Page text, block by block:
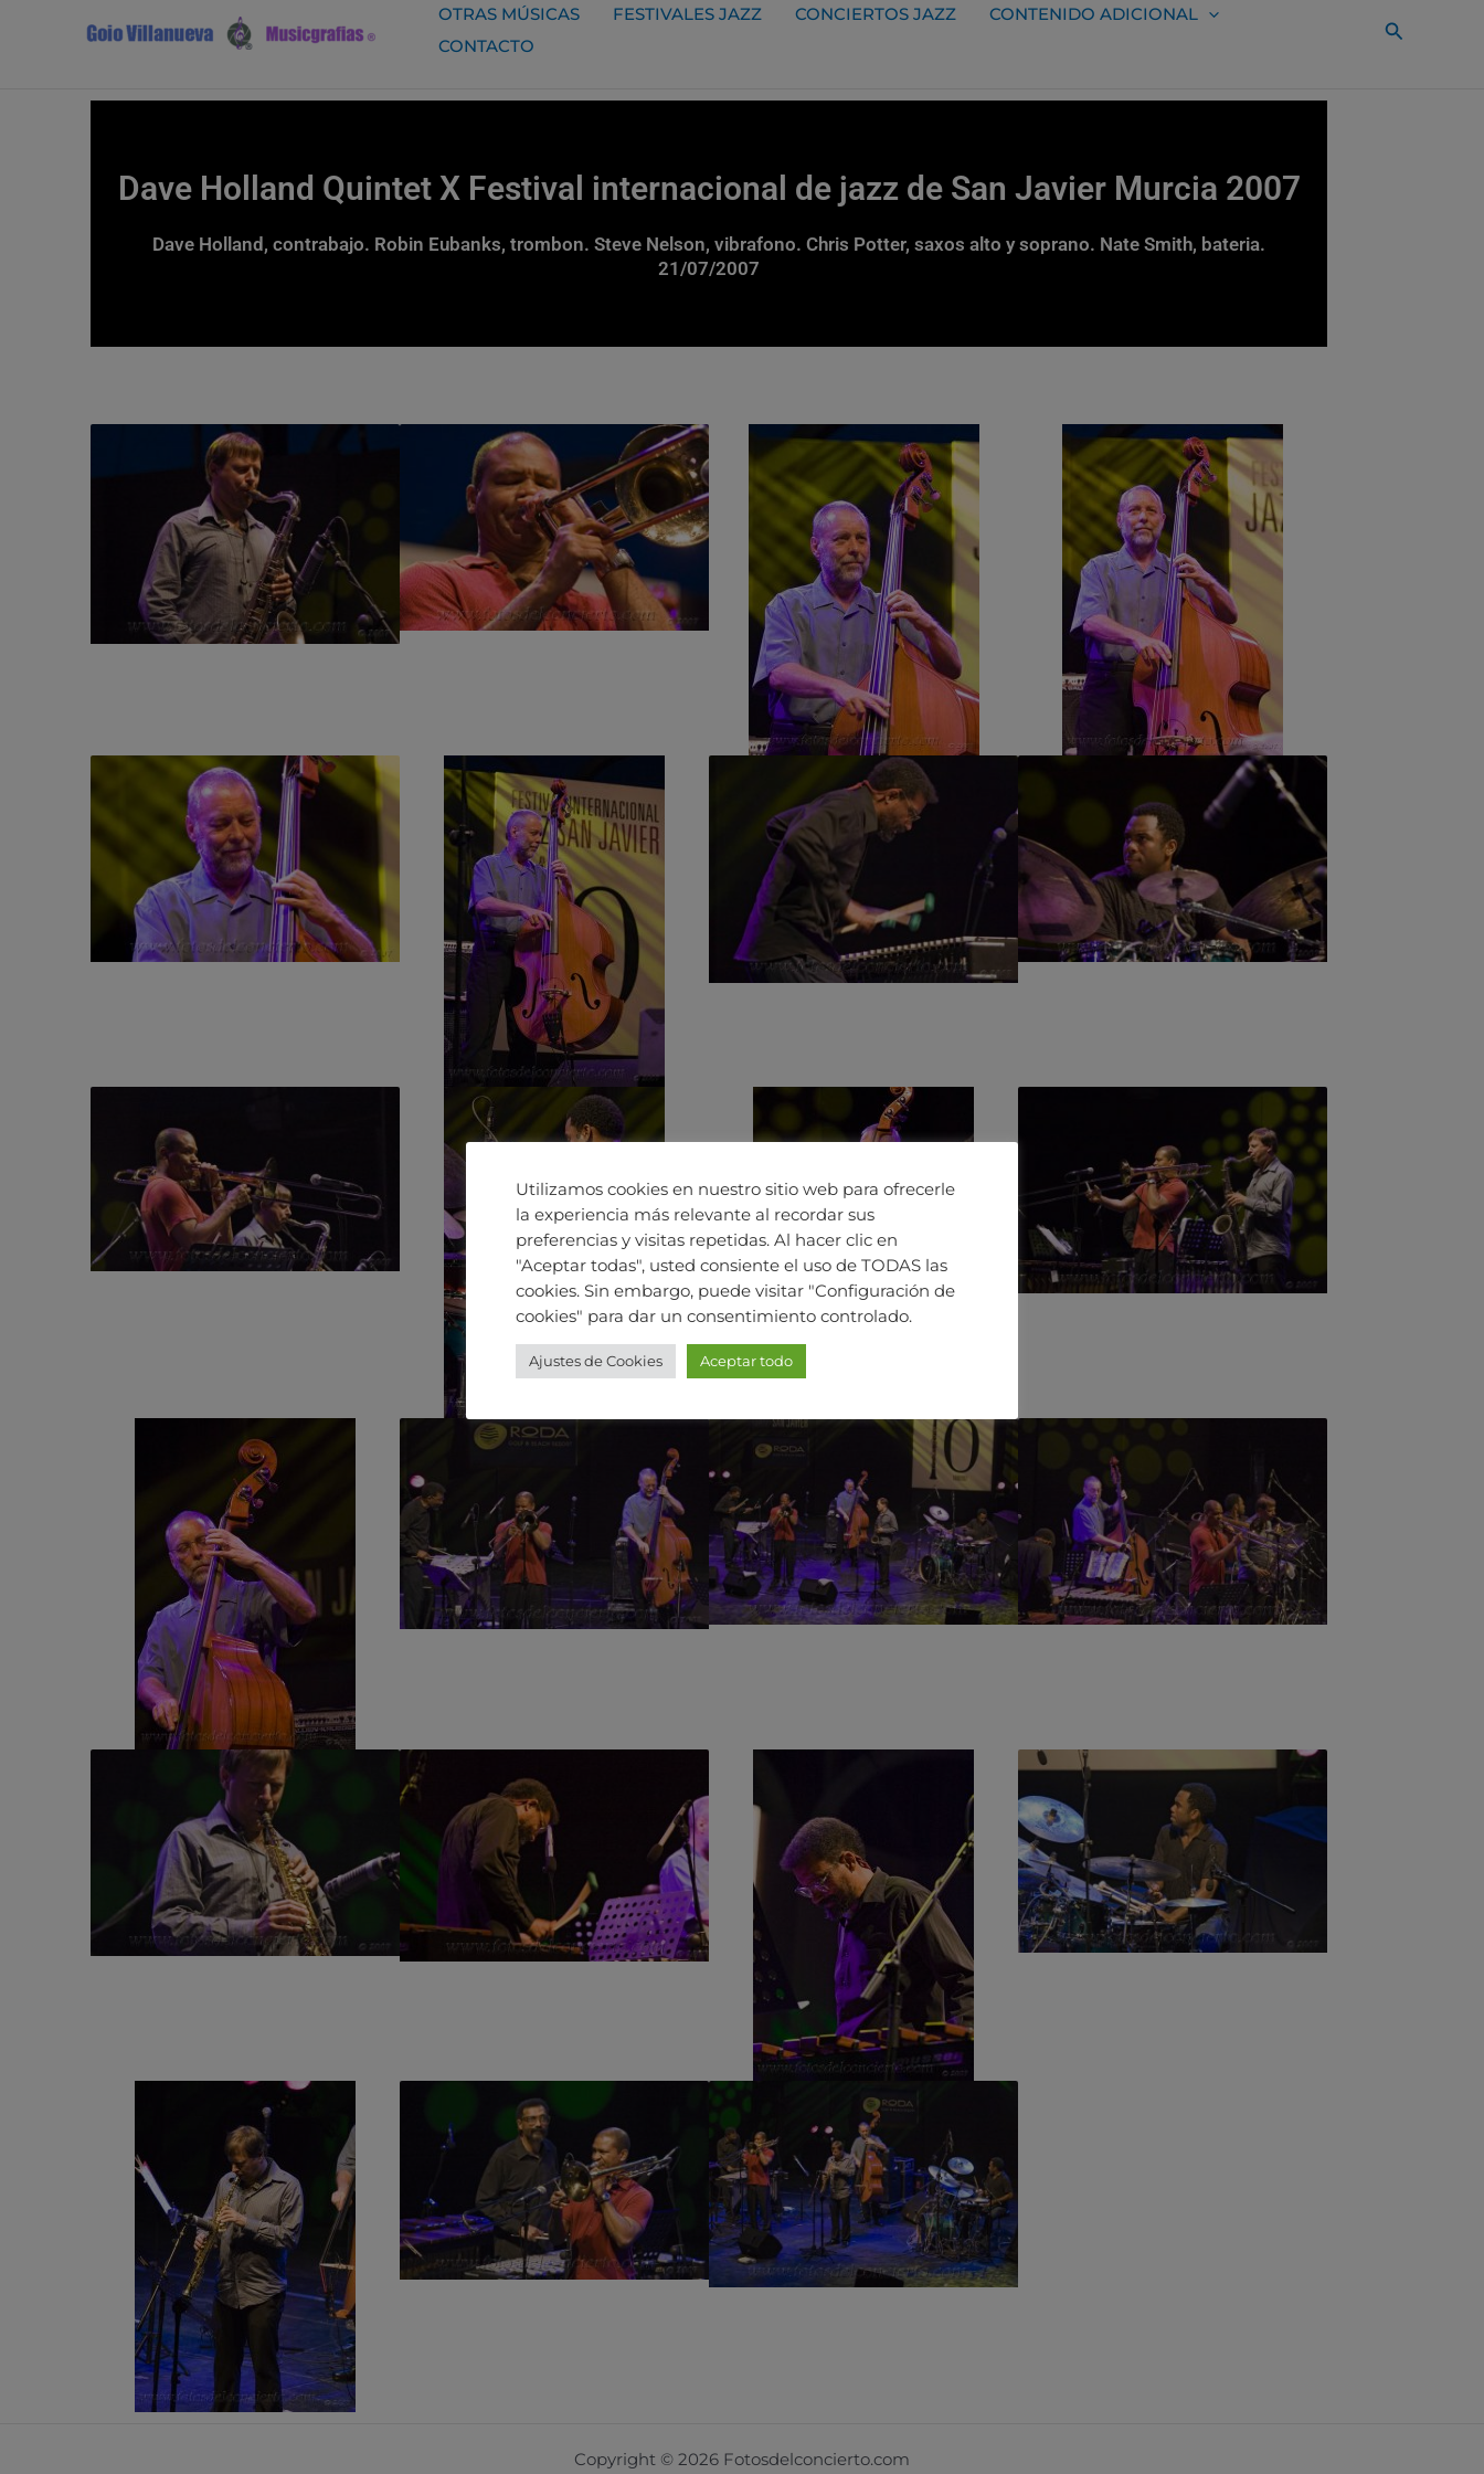
OTRAS MÚSICAS FESTIVALES JAZZ CONCIERTOS JAZZ
CONTENIDO ADICIONAL
CONTACTO
Buscar
Dave Holland Quintet X Festival internacional de jazz de San Javier Murcia 2007
Dave Holland, contrabajo. Robin Eubanks, trombon. Steve Nelson, vibrafono. Chris Potter, saxos alto y soprano. Nate Smith, bateria.
21/07/2007
Copyright © 2026 Fotosdelconcierto.com
Utilizamos cookies en nuestro sitio web para ofrecerle
la experiencia más relevante al recordar sus
preferencias y visitas repetidas. Al hacer clic en
"Aceptar todas", usted consiente el uso de TODAS las
cookies. Sin embargo, puede visitar "Configuración de
cookies" para dar un consentimiento controlado.
Ajustes de Cookies Aceptar todo